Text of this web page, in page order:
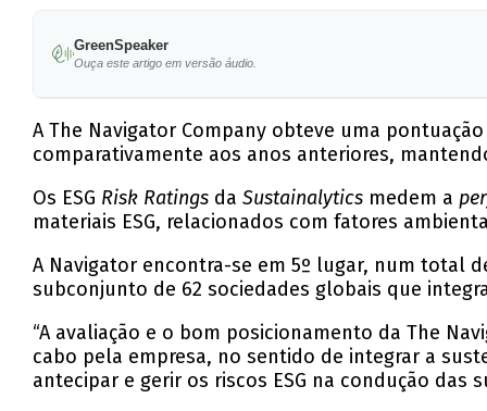
GreenSpeaker
Ouça este artigo em versão áudio.
A The Navigator Company obteve uma pontuação
comparativamente aos anos anteriores,
Os ESG Risk Ratings daSustainalytics medem a
materiais ESG, relacionados com fatores
A Navigator encontra-se em 5º lugar, num total
subconjunto de 62 sociedades globais que
“A avaliação e o bom posicionamento da The
cabo pela empresa, no sentido de integrar a
antecipar e gerir os riscos ESG na condução das